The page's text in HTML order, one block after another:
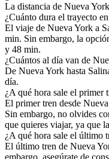
La distancia de Nueva
¿Cuánto dura el trayecto
El viaje de Nueva York a
min. Sin embargo, la
y 48 min.
¿Cuántos al día van de
De Nueva York hasta
día.
¿A qué hora sale el primer
El primer tren desde
Sin embargo, no olvides
que quieres viajar, ya que
¿A qué hora sale el último
El último tren de Nueva